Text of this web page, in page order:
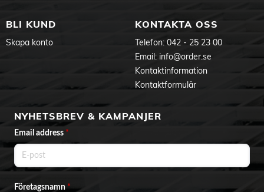
BLI KUND
Skapa konto
KONTAKTA OSS
Telefon: 042 - 25 23 00
Email: info@order.se
Kontaktinformation
Kontaktformulär
NYHETSBREV & KAMPANJER
Email address *
Företagsnamn*